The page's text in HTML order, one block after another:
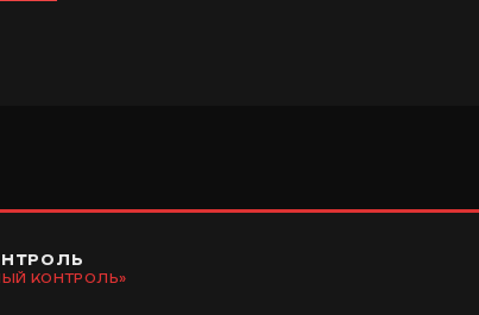
КОНТРОЛЬ»